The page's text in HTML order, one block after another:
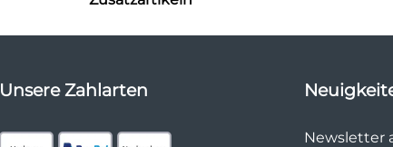
Unsere Zahlarten
Newsletter